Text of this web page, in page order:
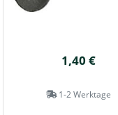
1,40 €
1-2 Werktage